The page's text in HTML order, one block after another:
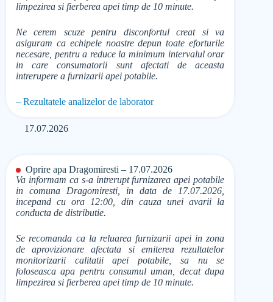
limpezirea si fierberea apei timp de 10 minute.
Ne cerem scuze pentru disconfortul creat si va
asiguram ca echipele noastre depun toate eforturile
necesare, pentru a reduce la minimum intervalul orar
in care consumatorii sunt afectati de aceasta
intrerupere a furnizarii apei potabile.
– Rezultatele analizelor de laborator
17.07.2026
Oprire apa Dragomiresti – 17.07.2026
Va informam ca s-a intrerupt furnizarea apei potabile
in comuna Dragomiresti, in data de 17.07.2026,
incepand cu ora 12:00, din cauza unei avarii la
conducta de distributie.
Se recomanda ca la reluarea furnizarii apei in zona
de aprovizionare afectata si emiterea rezultatelor
monitorizarii calitatii apei potabile, sa nu se
foloseasca apa pentru consumul uman, decat dupa
limpezirea si fierberea apei timp de 10 minute.